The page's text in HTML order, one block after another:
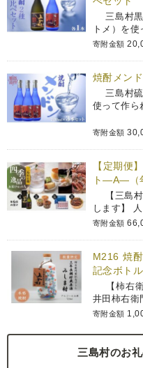
三島村黒
トメ）を
寄附金額
焼酎メン
三島村硫
使って作
寄附金額
【定期便
ト―A―（
【三島村
します】
寄附金額
M216 焼
記念ボト
【柿右衛
井田柿右
寄附金額
三島村のお